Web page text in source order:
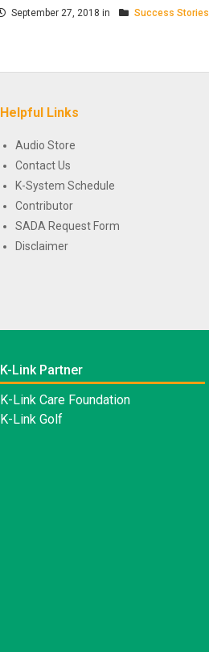
September 27, 2018 in Success Stories
Helpful Links
Audio Store
Contact Us
K-System Schedule
Contributor
SADA Request Form
Disclaimer
K-Link Partner
K-Link Care Foundation
K-Link Golf